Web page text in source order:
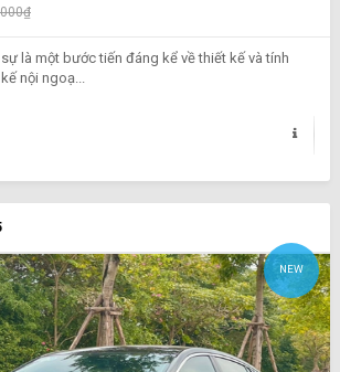
là một bước tiến đáng kể về thiết kế và tính
nội ngoạ...
NEW